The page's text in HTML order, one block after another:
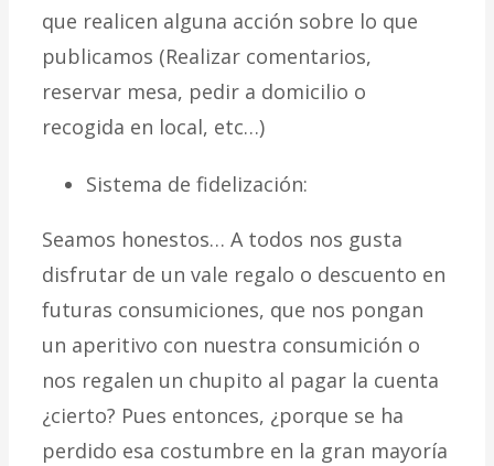
que realicen alguna acción sobre lo que
publicamos (Realizar comentarios,
reservar mesa, pedir a domicilio o
recogida en local, etc…)
Sistema de fidelización:
Seamos honestos… A todos nos gusta
disfrutar de un vale regalo o descuento en
futuras consumiciones, que nos pongan
un aperitivo con nuestra consumición o
nos regalen un chupito al pagar la cuenta
¿cierto? Pues entonces, ¿porque se ha
perdido esa costumbre en la gran mayoría